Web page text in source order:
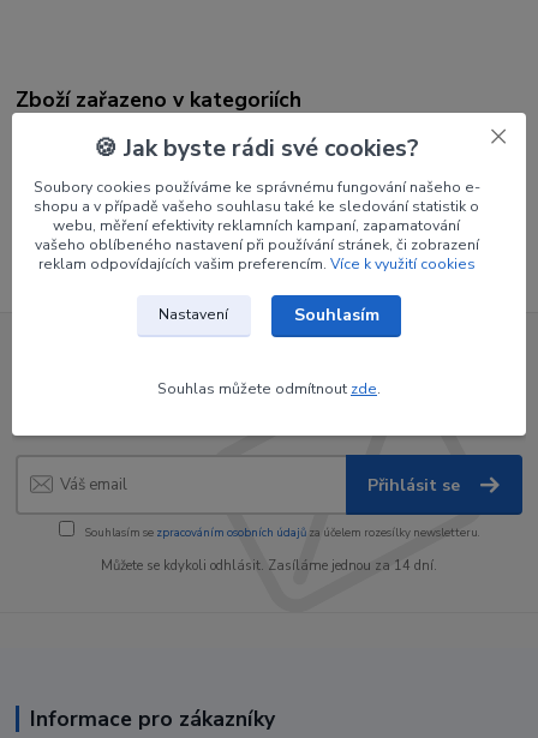
Zboží zařazeno v kategoriích
Končíky
Končíky na pin
Nepropásněte novinky, akce a
Přihlásit se
Souhlasím se zpracováním osobních údajůza účelem rozesílky newsletteru.
Můžete se kdykoli odhlásit. Zasíláme jednou za 14 dní.
Informace pro zákazníky
🍪 Jak byste rádi své cookies?
Soubory cookies používáme ke správnému fungování našeho e-
shopu a v případě vašeho souhlasu také ke sledování statistik o
webu, měření efektivity reklamních kampaní, zapamatování
vašeho oblíbeného nastavení při používání stránek, či zobrazení
reklam odpovídajících vašim preferencím. Více k využití cookies
Nastavení Souhlasím
Souhlas můžete odmítnout zde.